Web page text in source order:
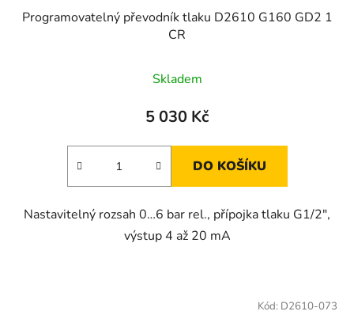
Programovatelný převodník tlaku D2610 G160 GD2 1
CR
Skladem
5 030 Kč
DO KOŠÍKU
Nastavitelný rozsah 0…6 bar rel., přípojka tlaku G1/2",
výstup 4 až 20 mA
Kód: D2610-073